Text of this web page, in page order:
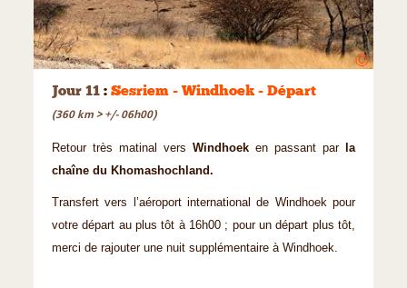
©
Jour 11 : Sesriem - Windhoek - Départ
(360 km > +/- 06h00)
Retour très matinal vers Windhoek en passant par
la
chaîne du Khomashochland.
Transfert vers l’aéroport international de Windhoek pour
votre départ au plus tôt à 16h00 ; pour un départ plus tôt,
merci de rajouter une nuit supplémentaire à Windhoek.